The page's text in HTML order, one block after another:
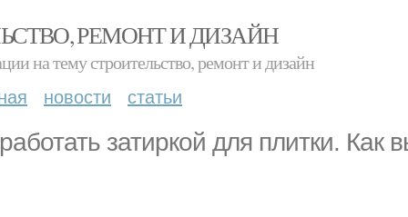
РЕМОНТ И ДИЗАЙН
на тему строительство, ремонт и дизайн
новости статьи
затиркой для плитки. Как